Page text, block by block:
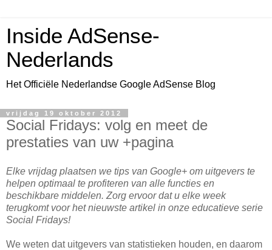
Inside AdSense-
Nederlands
Het Officiële Nederlandse Google AdSense Blog
vrijdag 19 oktober 2012
Social Fridays: volg en meet de
prestaties van uw +pagina
Elke vrijdag plaatsen we tips van Google+ om uitgevers te
helpen optimaal te profiteren van alle functies en
beschikbare middelen. Zorg ervoor dat u elke week
terugkomt voor het nieuwste artikel in onze educatieve serie
Social Fridays!
We weten dat uitgevers van statistieken houden, en daarom